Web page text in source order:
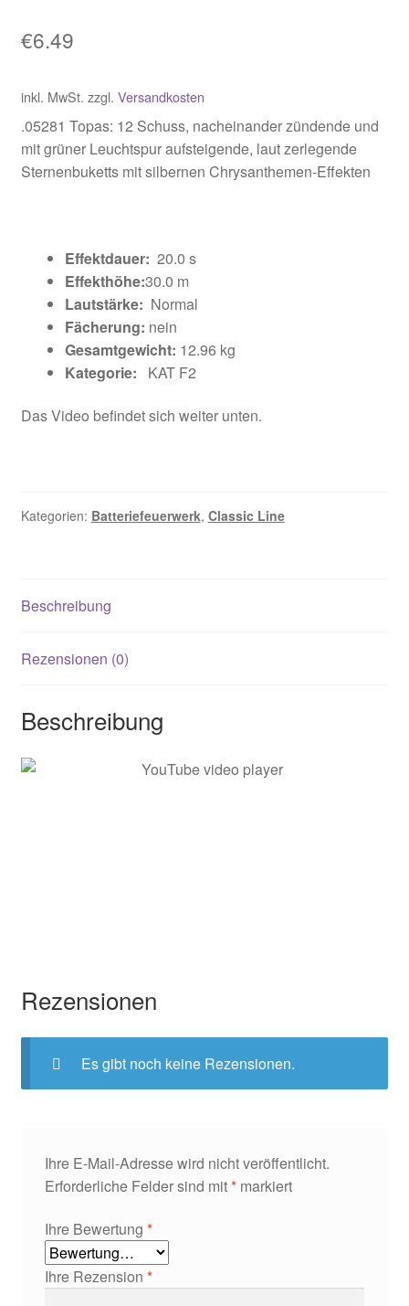
€6.49
inkl. MwSt. zzgl. Versandkosten
.05281 Topas: 12 Schuss, nacheinander zündende und
mit grüner Leuchtspur aufsteigende, laut zerlegende
Sternenbuketts mit silbernen Chrysanthemen-Effekten
Effektdauer: 20.0 s
Effekthöhe:30.0 m
Lautstärke: Normal
Fächerung: nein
Gesamtgewicht: 12.96 kg
Kategorie:
KAT F2
Das Video befindet sich weiter unten.
Kategorien: Batteriefeuerwerk, Classic Line
Beschreibung
Rezensionen (0)
Beschreibung
Rezensionen
Es gibt noch keine Rezensionen.
Ihre E-Mail-Adresse wird nicht veröffentlicht.
Erforderliche Felder sind mit*markiert
Ihre Bewertung *
Ihre Rezension *